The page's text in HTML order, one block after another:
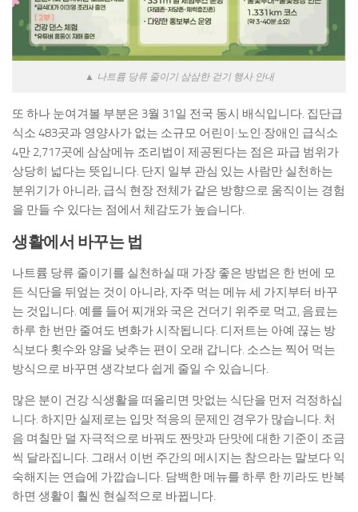
▲ 나트륨 당류 줄이기 삼삼한 걷기 행사 안내
또 하나 눈여겨볼 부분은 3월 31일 전국 동시 배식입니다. 집단급
식소 483곳과 영양사가 없는 소규모 어린이·노인·장애인 급식소
4만 2,717곳에 삼삼메뉴 조리법이 제공된다는 점은 파급 범위가
상당히 넓다는 뜻입니다. 단지 일부 관심 있는 사람만 실천하는
분위기가 아니라, 급식 현장 전체가 같은 방향으로 움직이는 경험
을 만들 수 있다는 점에서 체감도가 높습니다.
생활에서 바꾸는 법
나트륨 당류 줄이기를 실천하실 때 가장 좋은 방법은 한 번에 모
든 식단을 뒤엎는 것이 아니라, 자주 먹는 메뉴 세 가지부터 바꾸
는 것입니다. 예를 들어 찌개와 국은 건더기 위주로 먹고, 음료는
하루 한 번만 줄여도 변화가 시작됩니다. 디저트는 아예 끊는 방
식보다 횟수와 양을 낮추는 편이 오래 갑니다. 소스는 찍어 먹는
방식으로 바꾸면 생각보다 쉽게 줄일 수 있습니다.
많은 분이 건강 식생활을 떠올리면 맛없는 식단을 먼저 걱정하십
니다. 하지만 실제로는 입맛 적응의 문제인 경우가 많습니다. 처
음 며칠만 덜 자극적으로 바꿔도 짠맛과 단맛에 대한 기준이 조금
씩 달라집니다. 그래서 이번 주간의 메시지는 참으라는 말보다 익
숙해지는 연습에 가깝습니다. 담백한 메뉴를 하루 한 끼라도 반복
하면 생활이 훨씬 현실적으로 바뀝니다.